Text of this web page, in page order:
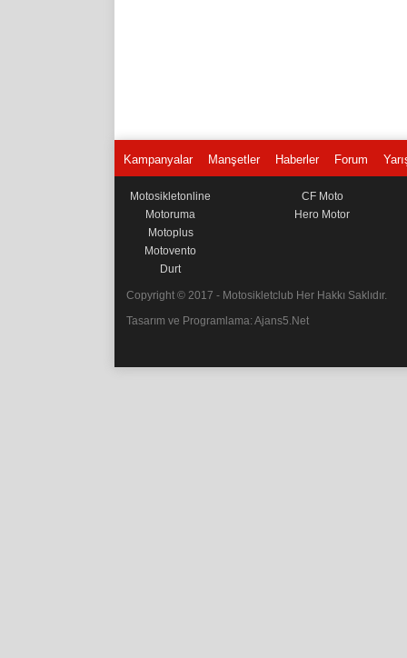
Kampanyalar Manşetler Haberler Forum
Motosikletonline
Motoruma
Motoplus
Motovento
Durt
CF Moto
Hero Motor
Copyright © 2017 - Motosikletclub Her Hakkı Saklıdır.
Tasarım ve Programlama: Ajans5.Net